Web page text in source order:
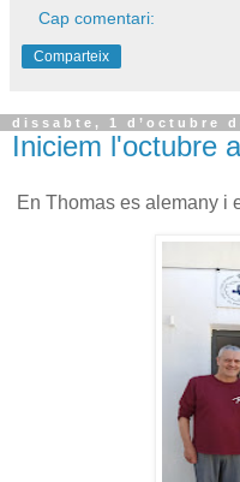
Cap comentari:
Comparteix
dissabte, 1 d’octubre
Iniciem l'octubre
En Thomas es alemany i